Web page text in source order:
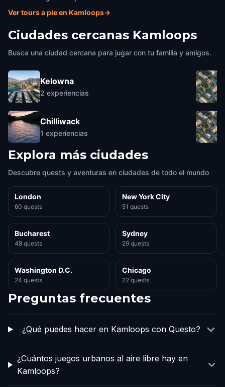
Ver tours a pie en Kamloops→
Ciudades cercanas Kamloops
Busca una ciudad cercana para jugar con tu familia y amigos.
Kelowna
2 experiencias
Chilliwack
1 experiencias
Explora más ciudades
Descubre quests y aventuras en ciudades de todo el mundo
London
60 quests
New York City
51 quests
Bucharest
48 quests
Sydney
29 quests
Washington D.C.
24 quests
Chicago
22 quests
Preguntas frecuentes
¿Qué puedes hacer en Kamloops con Questo?
¿Cuántos juegos urbanos al aire libre hay en
Kamloops?